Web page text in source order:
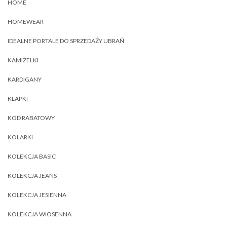
HOME
HOMEWEAR
IDEALNE PORTALE DO SPRZEDAŻY UBRAŃ
KAMIZELKI
KARDIGANY
KLAPKI
KOD RABATOWY
KOLARKI
KOLEKCJA BASIC
KOLEKCJA JEANS
KOLEKCJA JESIENNA
KOLEKCJA WIOSENNA